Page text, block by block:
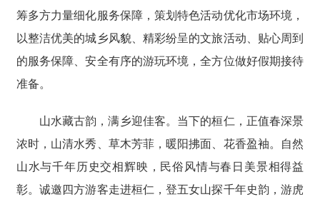
筹多方力量细化服务保障，策划特色活动优化市场环境，
以整洁优美的城乡风貌、精彩纷呈的文旅活动、贴心周到
的服务保障、安全有序的游玩环境，全方位做好假期接待
准备。
山水藏古韵，满乡迎佳客。当下的桓仁，正值春深景
浓时，山清水秀、草木芳菲，暖阳拂面、花香盈袖。自然
山水与千年历史交相辉映，民俗风情与春日美景相得益
彰。诚邀四方游客走进桓仁，登五女山探千年史韵，游虎